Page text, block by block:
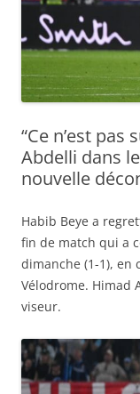
“Ce n’est
Abdelli dans
nouvelle
Habib Beye a
fin de match qui a
dimanche (1-1), en
Vélodrome. Himad
viseur.